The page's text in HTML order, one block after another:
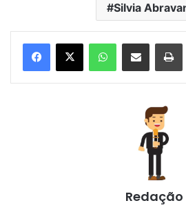
Silvia
WhatsApp
Compartilhar via e-mail
Redação